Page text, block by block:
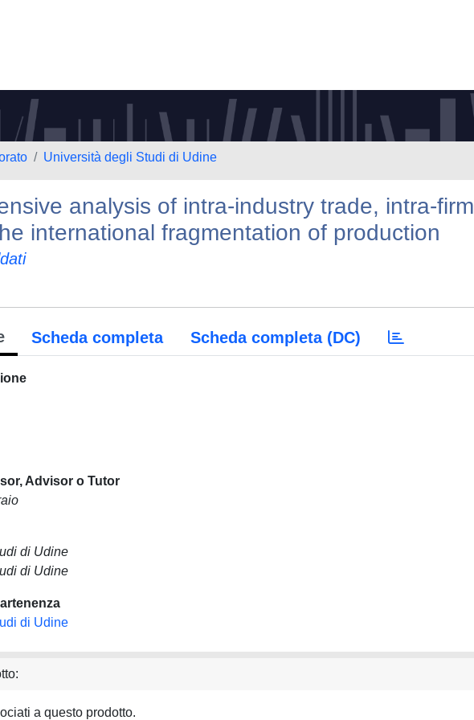
Università degli Studi di Udine
analysis of intra-industry trade, intra-firm
international fragmentation of production
Scheda completa Scheda completa (DC)
Advisor o Tutor
di Udine
di Udine
di Udine
a questo prodotto.